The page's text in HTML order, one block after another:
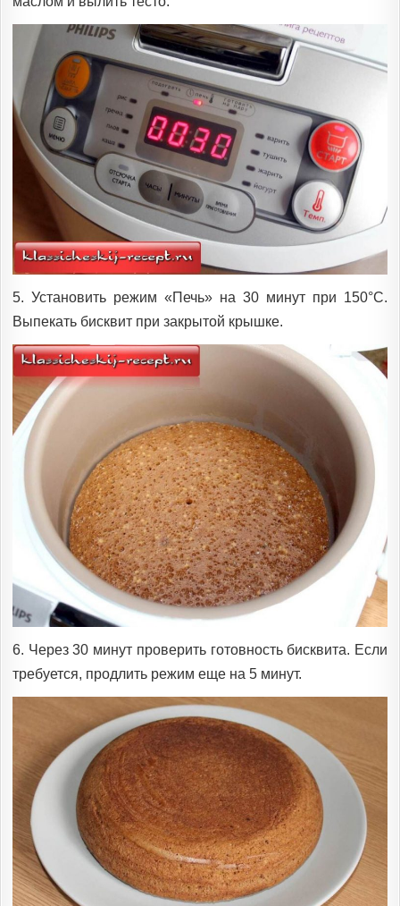
5. Установить режим «Печь» на 30 минут при 150°C.
Выпекать бисквит при закрытой крышке.
6. Через 30 минут проверить готовность бисквита. Если
требуется, продлить режим еще на 5 минут.